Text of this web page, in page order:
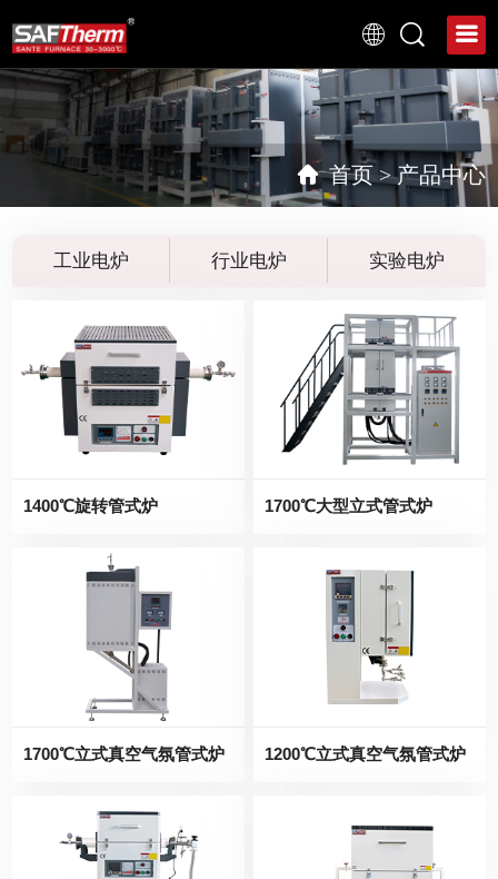
首页>产品中心
工业电炉 行业电炉 实验电炉
1400℃旋转管式炉 1700℃大型立式管式炉
1700℃立式真空气氛管式炉 1200℃立式真空气氛管式炉